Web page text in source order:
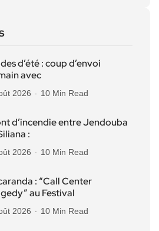
d’été : coup d’envoi
avec
2026 10 Min Read
d’incendie entre Jendouba
:
2026 10 Min Read
: “Call Center
au Festival
2026 10 Min Read